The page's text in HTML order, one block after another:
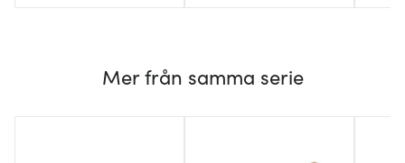
Mer från samma serie